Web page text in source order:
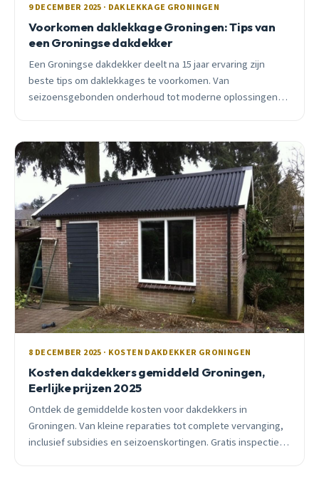
9 DECEMBER 2025 · DAKLEKKAGE GRONINGEN
Voorkomen daklekkage Groningen: Tips van
een Groningse dakdekker
Een Groningse dakdekker deelt na 15 jaar ervaring zijn
beste tips om daklekkages te voorkomen. Van
seizoensgebonden onderhoud tot moderne oplossingen,
8 DECEMBER 2025 · KOSTEN DAKDEKKER GRONINGEN
Kosten dakdekkers gemiddeld Groningen,
Eerlijke prijzen 2025
Ontdek de gemiddelde kosten voor dakdekkers in
Groningen. Van kleine reparaties tot complete vervanging,
inclusief subsidies en seizoenskortingen. Gratis inspectie